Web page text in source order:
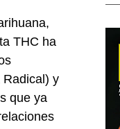
THC ha
y
que ya